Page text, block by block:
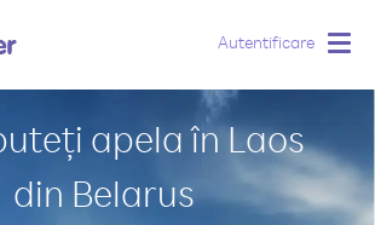
Autentificare
apela în Laos
din Belarus